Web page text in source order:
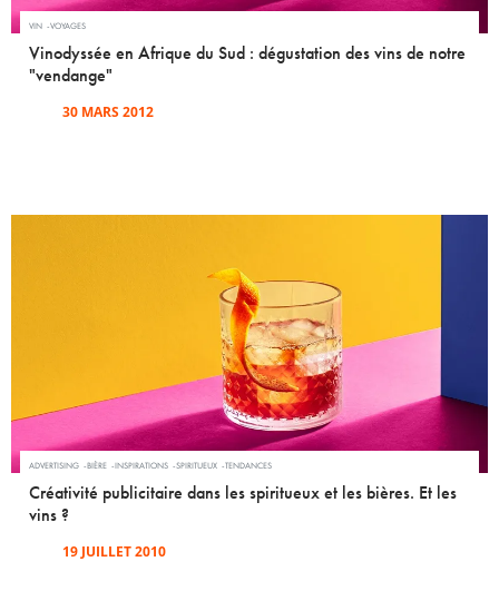
VIN VOYAGES
Vinodyssée en Afrique du Sud : dégustation des vins de notre
"vendange"
30 MARS 2012
ADVERTISING BIÈRE INSPIRATIONS SPIRITUEUX TENDANCES
Créativité publicitaire dans les spiritueux et les bières. Et les
vins ?
19 JUILLET 2010